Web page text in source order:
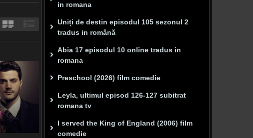
in romana
Uniți de destin episodul 105 sezonul 2
tradus in română
Abia 17 episodul 10 online tradus in
romana
Preschool (2026) film comedie
Leyla, ultimul episod 126-127 subitrat
romana tv
I served the King of England (2006) film
comedie